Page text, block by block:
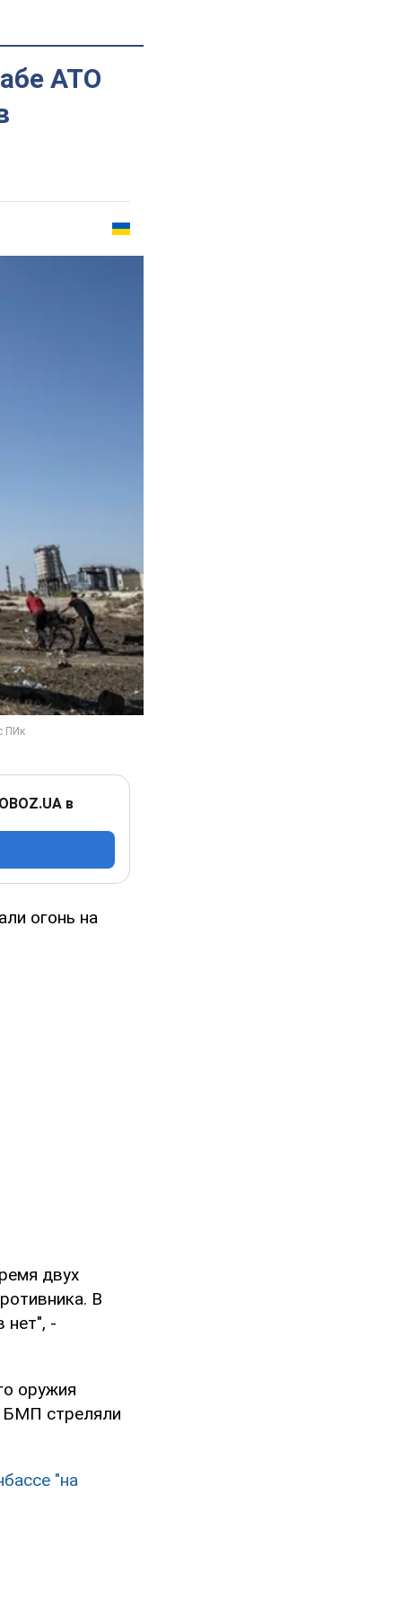
АТО
в
огонь на
двух
В
нет", -
оружия
БМП стреляли
"на